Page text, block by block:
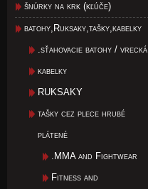
šnúrky na krk (kľúče)
batohy,Ruksaky,tašky,kabelky
.sťahovacie batohy / vrecká
kabelky
RUKSAKY
tašky cez plece hrubé
plátené
.MMA and Fightwear
Fitness and